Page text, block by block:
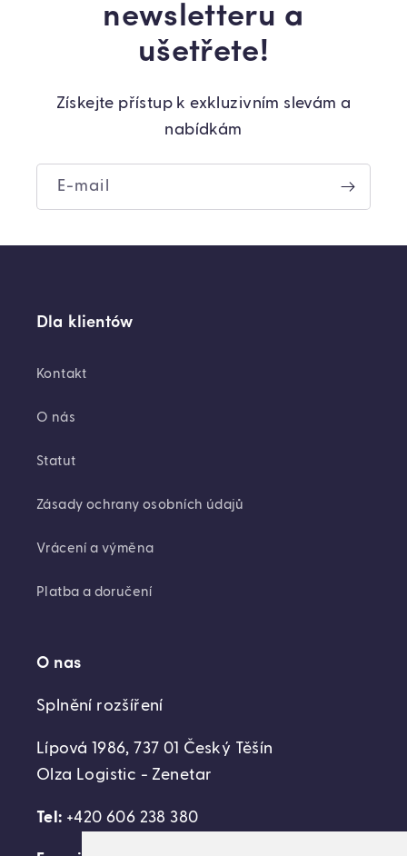
newsletteru a
ušetřete!
Získejte přístup k exkluzivním slevám a
nabídkám
E-mail
Dla klientów
Kontakt
O nás
Statut
Zásady ochrany osobních údajů
Vrácení a výměna
Platba a doručení
O nas
Splnění rozšíření
Lípová 1986, 737 01 Český Těšín
Olza Logistic - Zenetar
Tel: +420 606 238 380